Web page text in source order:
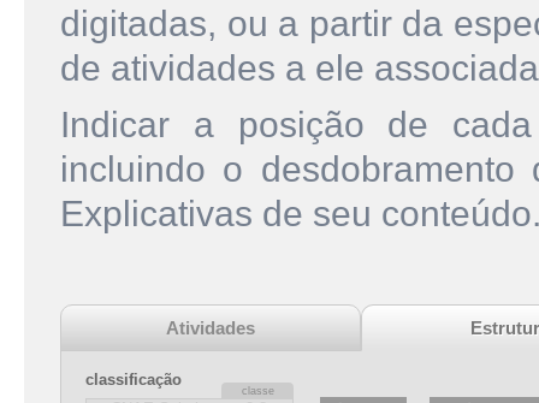
digitadas, ou a partir da
de atividades a ele
Indicar a posição de
incluindo o
Explicativas de seu
Atividades
classificação